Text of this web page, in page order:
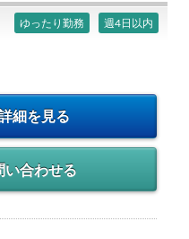
ゆったり勤務 週4日以内
細を見る
い合わせる